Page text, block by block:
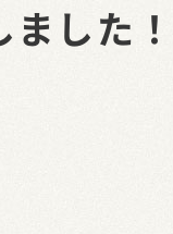
した！